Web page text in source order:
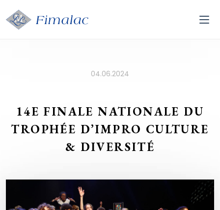
04.06.2024
14E FINALE NATIONALE DU
TROPHÉE D’IMPRO CULTURE
& DIVERSITÉ